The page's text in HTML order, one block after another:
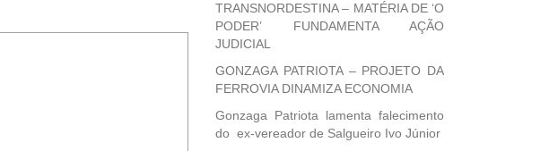
TRANSNORDESTINA – MATÉRIA DE ‘O
PODER’ FUNDAMENTA AÇÃO
JUDICIAL
GONZAGA PATRIOTA – PROJETO DA
FERROVIA DINAMIZA ECONOMIA
Gonzaga Patriota lamenta falecimento
do ex-vereador de Salgueiro Ivo Júnior